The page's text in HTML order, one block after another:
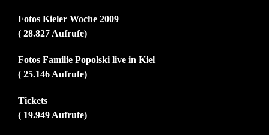
Fotos Kieler Woche 2009
( 28.827 Aufrufe)
Fotos Familie Popolski live in Kiel
( 25.146 Aufrufe)
Tickets
( 19.949 Aufrufe)